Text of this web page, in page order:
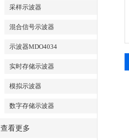
采样示波器
混合信号示波器
示波器MDO4034
实时存储示波器
模拟示波器
数字存储示波器
查看更多